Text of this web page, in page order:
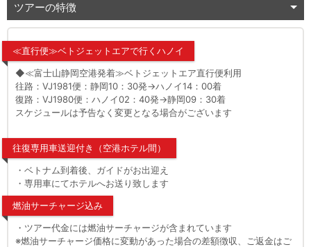
ツアーの特徴
≪直行便≫ベトジェットエアで行くハノイ
◆≪富士山静岡空港発着≫ベトジェットエア直行便利用
往路：VJ1981便：静岡10：30発→ハノイ14：00着
復路：VJ1980便：ハノイ02：40発→静岡09：30着
スケジュールは予告なく変更となる場合がございます
往復専用車送迎付き（空港ホテル間）
・ベトナム到着後、ガイドがお出迎え
・専用車にてホテルへお送り致します
燃油サーチャージ込み
・ツアー代金には燃油サーチャージが含まれています
※燃油サーチャージ価格に変動があった場合の差額徴収、ご返金はご